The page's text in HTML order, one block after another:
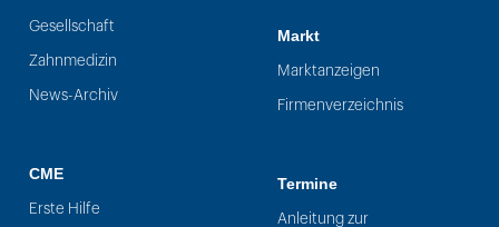
Gesellschaft
Zahnmedizin
News-Archiv
CME
Erste Hilfe
Markt
Marktanzeigen
Firmenverzeichnis
Termine
Anleitung zur